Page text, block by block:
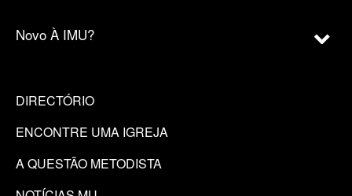
Novo À IMU?
DIRECTÓRIO
ENCONTRE UMA IGREJA
A QUESTÃO METODISTA